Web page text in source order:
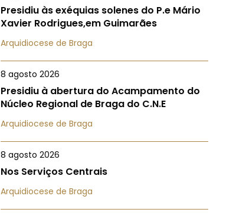
Presidiu às exéquias solenes do P.e Mário
Xavier Rodrigues,em Guimarães
Arquidiocese de Braga
8 agosto 2026
Presidiu à abertura do Acampamento do
Núcleo Regional de Braga do C.N.E
Arquidiocese de Braga
8 agosto 2026
Nos Serviços Centrais
Arquidiocese de Braga